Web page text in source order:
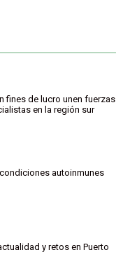
fines de lucro unen fuerzas
en la región sur
autoinmunes
y retos en Puerto